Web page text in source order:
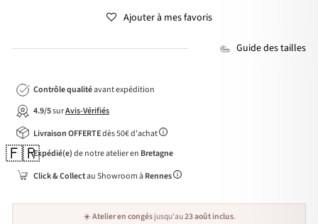
Ajouter à mes favoris
Guide des tailles
Contrôle qualitéavant expédition
4.9/5surAvis-Vérifiés
Livraison OFFERTEdès 50€ d'achat
🇫🇷Expédié(e)de notre atelier en Bretagne
Click & Collectau Showroom àRennes
☀️Atelier en congésjusqu'au23 août inclus.